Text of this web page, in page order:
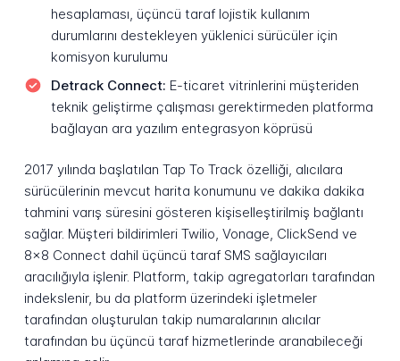
hesaplaması, üçüncü taraf lojistik kullanım
durumlarını destekleyen yüklenici sürücüler için
komisyon kurulumu
Detrack Connect: E-ticaret vitrinlerini müşteriden
teknik geliştirme çalışması gerektirmeden platforma
bağlayan ara yazılım entegrasyon köprüsü
2017 yılında başlatılan Tap To Track özelliği, alıcılara
sürücülerinin mevcut harita konumunu ve dakika dakika
tahmini varış süresini gösteren kişiselleştirilmiş bağlantı
sağlar. Müşteri bildirimleri Twilio, Vonage, ClickSend ve
8x8 Connect dahil üçüncü taraf SMS sağlayıcıları
aracılığıyla işlenir. Platform, takip agregatorları tarafından
indekslenir, bu da platform üzerindeki işletmeler
tarafından oluşturulan takip numaralarının alıcılar
tarafından bu üçüncü taraf hizmetlerinde aranabileceği